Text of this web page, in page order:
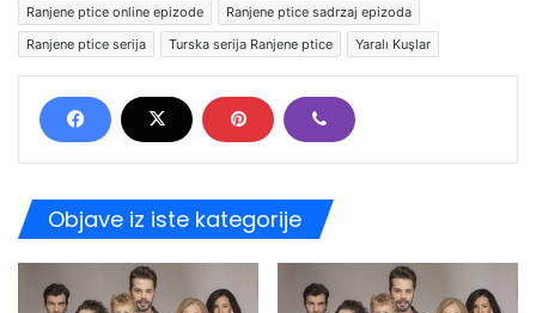
Ranjene ptice online epizode
Ranjene ptice sadrzaj epizoda
Ranjene ptice serija
Turska serija Ranjene ptice Yaralı Kuşlar
Objave iz iste kategorije